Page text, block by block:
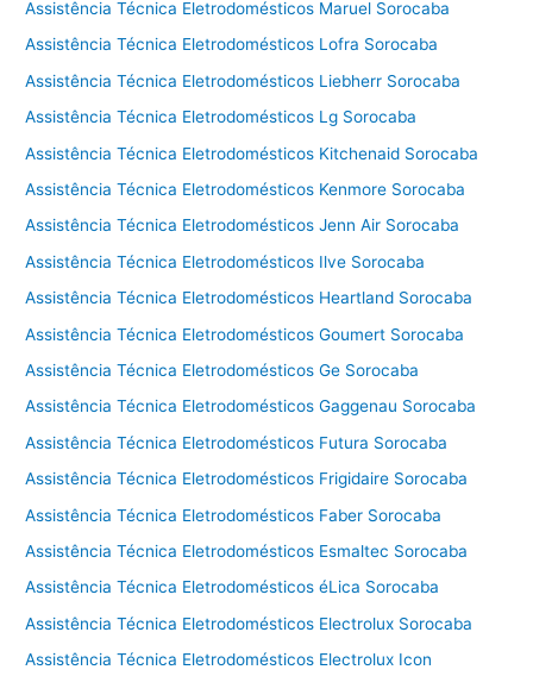
Assistência Técnica Eletrodomésticos Maruel Sorocaba
Assistência Técnica Eletrodomésticos Lofra Sorocaba
Assistência Técnica Eletrodomésticos Liebherr Sorocaba
Assistência Técnica Eletrodomésticos Lg Sorocaba
Assistência Técnica Eletrodomésticos Kitchenaid Sorocaba
Assistência Técnica Eletrodomésticos Kenmore Sorocaba
Assistência Técnica Eletrodomésticos Jenn Air Sorocaba
Assistência Técnica Eletrodomésticos Ilve Sorocaba
Assistência Técnica Eletrodomésticos Heartland Sorocaba
Assistência Técnica Eletrodomésticos Goumert Sorocaba
Assistência Técnica Eletrodomésticos Ge Sorocaba
Assistência Técnica Eletrodomésticos Gaggenau Sorocaba
Assistência Técnica Eletrodomésticos Futura Sorocaba
Assistência Técnica Eletrodomésticos Frigidaire Sorocaba
Assistência Técnica Eletrodomésticos Faber Sorocaba
Assistência Técnica Eletrodomésticos Esmaltec Sorocaba
Assistência Técnica Eletrodomésticos éLica Sorocaba
Assistência Técnica Eletrodomésticos Electrolux Sorocaba
Assistência Técnica Eletrodomésticos Electrolux Icon